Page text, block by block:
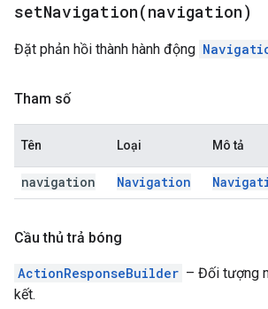
setNavigation(navigation)
Đặt phản hồi thành hành động
Tham số
Tên Loại Mô tả
navigation Navigation
Cầu thủ trả bóng
ActionResponseBuilder – Đối tượng
kết.